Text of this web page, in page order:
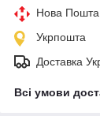
Нова Пошта
Укрпошта
Доставка
Всі умови